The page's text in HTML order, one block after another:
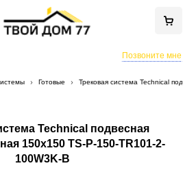
Позвоните мне
Готовые Трековая система Technical
Technical подвесная
150x150 TS-P-150-TR101-2-
100W3K-B